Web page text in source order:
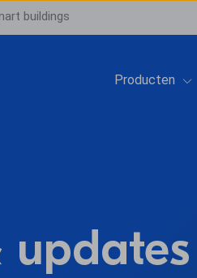
buildings
Producten
updates